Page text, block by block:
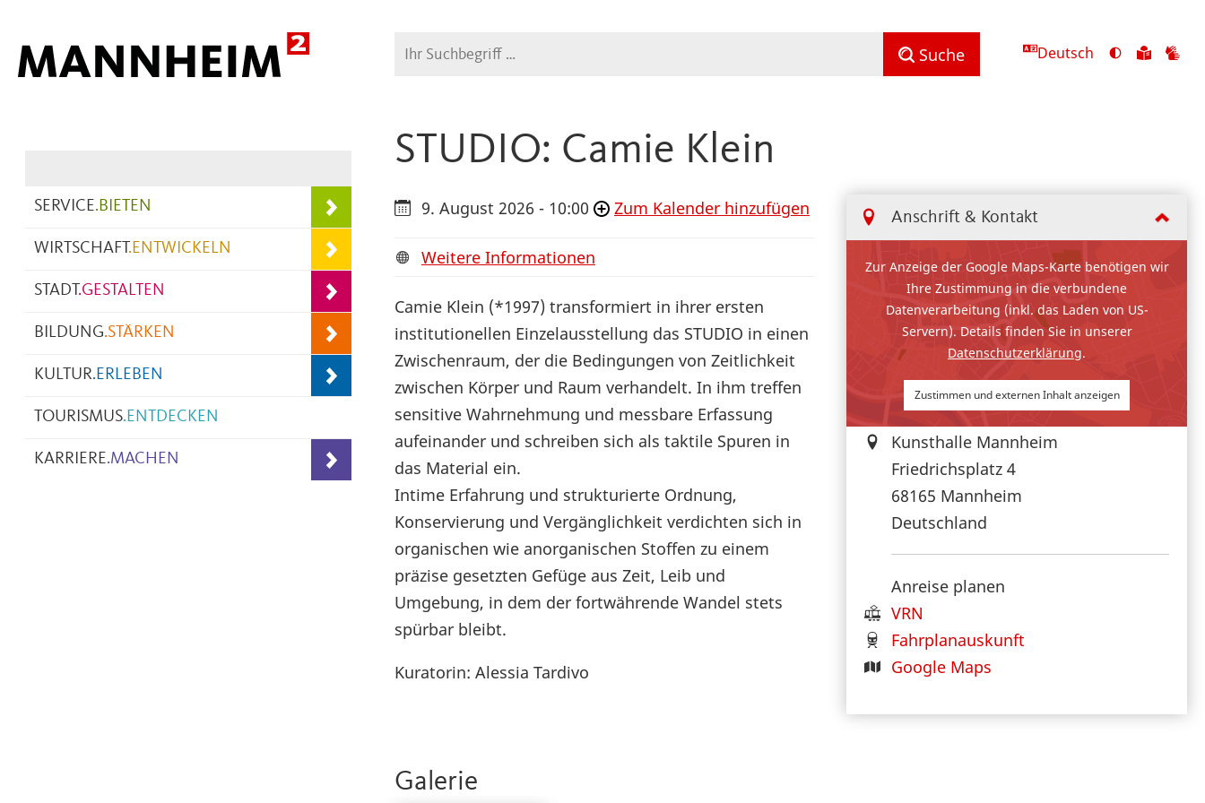
Suche Suche Deutsch
Ansicht
Zu
SERVICE.BIETEN
WIRTSCHAFT.ENTWICKELN
STADT.GESTALTEN
BILDUNG.STÄRKEN
KULTUR.ERLEBEN
TOURISMUS.ENTDECKEN
KARRIERE.MACHEN
STUDIO: Camie Klein
Anschrift & Kontakt
Zur Anzeige der Google Maps-Karte benötigen wir
Ihre Zustimmung in die verbundene
Datenverarbeitung (inkl. das Laden von US-
Servern). Details finden Sie in unserer
Datenschutzerklärung.
Zustimmen und externen Inhalt anzeigen
Kunsthalle Mannheim
Friedrichsplatz 4
68165 Mannheim
Deutschland
Anreise planen
VRN
Fahrplanauskunft
Google Maps
9. August 2026 - 10:00 Zum Kalender hinzufügen
Weitere Informationen
Camie Klein (*1997) transformiert in ihrer ersten
institutionellen Einzelausstellung das STUDIO in einen
Zwischenraum, der die Bedingungen von Zeitlichkeit
zwischen Körper und Raum verhandelt. In ihm treffen
sensitive Wahrnehmung und messbare Erfassung
aufeinander und schreiben sich als taktile Spuren in
das Material ein.
Intime Erfahrung und strukturierte Ordnung,
Konservierung und Vergänglichkeit verdichten sich in
organischen wie anorganischen Stoffen zu einem
präzise gesetzten Gefüge aus Zeit, Leib und
Umgebung, in dem der fortwährende Wandel stets
spürbar bleibt.
Kuratorin: Alessia Tardivo
Galerie